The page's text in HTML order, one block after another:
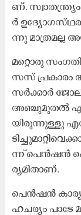
ണ്.
ർ
ന്നു മാ​ത്ര​മ​ല്ല
മ​റ്റൊ​രു
സ​സ്​ പ്ര​കാ​രം
സ​ർ​ക്കാ​ർ
അ​ഞ്ചു​മു​ത​ൽ
യി​രു​ന്നു​ള്ളു
ന്ന് പെ​ൻ​ഷ​ൻ
ര്യ​മി​താ​ണ്.
പെ​ൻ​ഷ​ൻ
ഹ​ച​ര്യം പാ​ടേ